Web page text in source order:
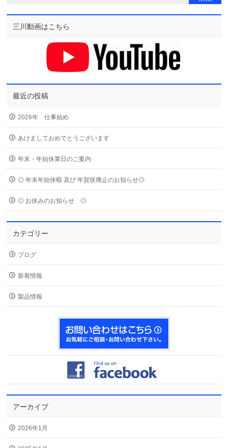
三川動画はこちら
最近の投稿
2026年 仕事始め
あけましておめでとうございます
年末・年始休業日のご案内
◎ 年末年始休暇 及び 年賀状廃止のお知らせ◎
◎ お休みのお知らせ ◎
カテゴリー
ブログ
新着情報
製品情報
アーカイブ
2026年1月